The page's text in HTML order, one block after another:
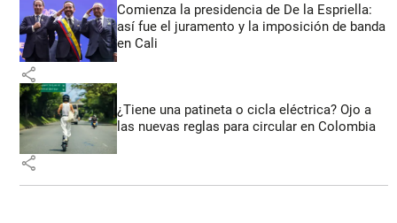
Comienza la presidencia de De la Espriella:
así fue el juramento y la imposición de banda
en Cali
share
¿Tiene una patineta o cicla eléctrica? Ojo a
las nuevas reglas para circular en Colombia
share